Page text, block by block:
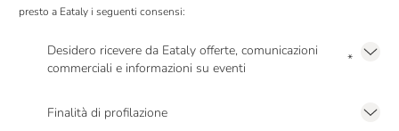
presto a Eataly i seguenti consensi:
Desidero ricevere da Eataly offerte, comunicazioni
commerciali e informazioni su eventi
*
Finalità di profilazione